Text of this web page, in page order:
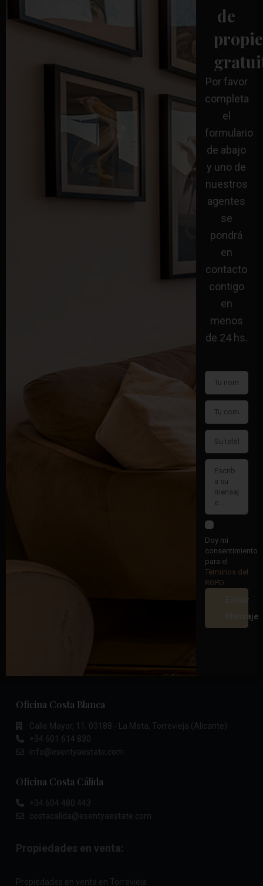
de
Por favor
completa
el
formulario
de abajo
y uno de
nuestros
agentes
se
pondrá
en
contacto
contigo
en
menos
de 24 hs.
Doy mi
consentimiento
para el
Términos del
RGPD
Enviar
Mensaje
Oficina Costa Blanca
Calle Mayor, 11, 03188 - La Mata, Torrevieja (Alicante)
+34 601 614 830
info@esentyaestate.com
Oficina Costa Cálida
+34 604 480 443
costacalida@esentyaestate.com
Propiedades en venta:
Propiedades en venta en Torrevieja